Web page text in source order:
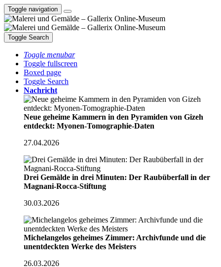
Toggle navigation
Toggle Search
Toggle menubar
Toggle fullscreen
Boxed page
Toggle Search
Nachricht
Neue geheime Kammern in den Pyramiden von Gizeh
entdeckt: Myonen-Tomographie-Daten
27.04.2026
Drei Gemälde in drei Minuten: Der Raubüberfall in der
Magnani-Rocca-Stiftung
30.03.2026
Michelangelos geheimes Zimmer: Archivfunde und die
unentdeckten Werke des Meisters
26.03.2026